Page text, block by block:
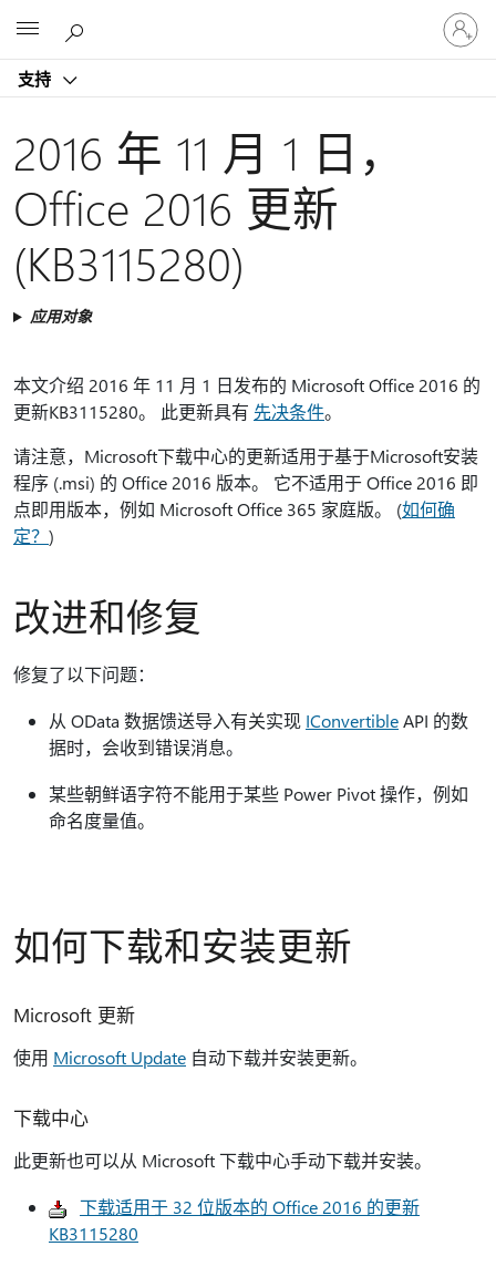
支持
请
登
录
2016 年 11 月 1 日，
Office 2016 更新
(KB3115280)
应用对象
本文介绍 2016 年 11 月 1 日发布的 Microsoft Office 2016 的
更新KB3115280。 此更新具有 先决条件。
请注意，Microsoft下载中心的更新适用于基于Microsoft安装
程序 (.msi) 的 Office 2016 版本。 它不适用于 Office 2016 即
点即用版本，例如 Microsoft Office 365 家庭版。 (如何确
定？ )
改进和修复
修复了以下问题：
从 OData 数据馈送导入有关实现 IConvertibleAPI 的数
据时，会收到错误消息。
某些朝鲜语字符不能用于某些 Power Pivot 操作，例如
命名度量值。
如何下载和安装更新
Microsoft 更新
使用 Microsoft Update 自动下载并安装更新。
下载中心
此更新也可以从 Microsoft 下载中心手动下载并安装。
下载适用于 32 位版本的 Office 2016 的更新
KB3115280